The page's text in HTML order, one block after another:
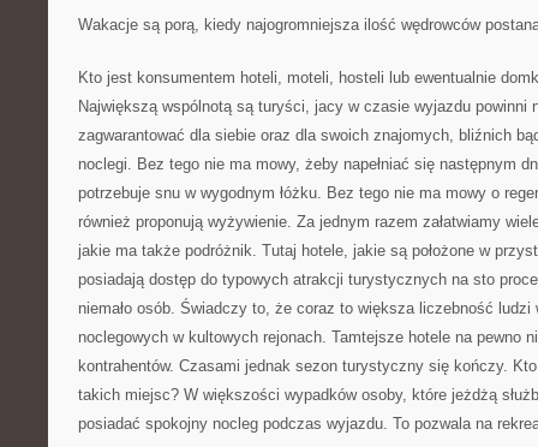
Wakacje są porą, kiedy najogromniejsza ilość wędrowców
Kto jest konsumentem hoteli, moteli, hosteli lub ewentualnie
Największą wspólnotą są turyści, jacy w czasie wyjazdu powinni
zagwarantować dla siebie oraz dla swoich znajomych, bliźnich
noclegi. Bez tego nie ma mowy, żeby napełniać się następnym
potrzebuje snu w wygodnym łóżku. Bez tego nie ma mowy o
również proponują wyżywienie. Za jednym razem załatwiamy
jakie ma także podróżnik. Tutaj hotele, jakie są położone w
posiadają dostęp do typowych atrakcji turystycznych na sto
niemało osób. Świadczy to, że coraz to większa liczebność
noclegowych w kultowych rejonach. Tamtejsze hotele na pewno
kontrahentów. Czasami jednak sezon turystyczny się kończy.
takich miejsc? W większości wypadków osoby, które jeżdżą
posiadać spokojny nocleg podczas wyjazdu. To pozwala na